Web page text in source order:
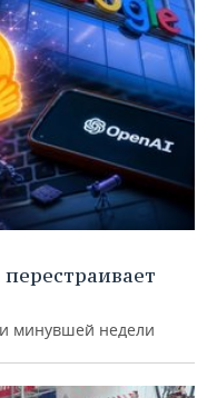
минувшей недели